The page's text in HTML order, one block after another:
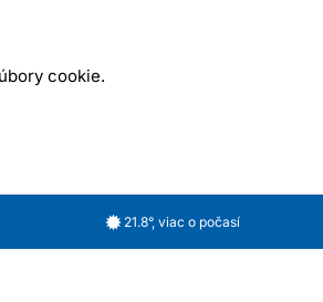
cookie.
21.8°, viac o počasí